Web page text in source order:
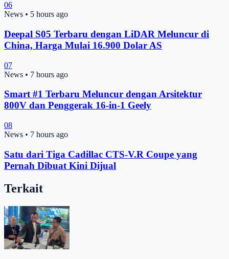
06
News • 5 hours ago
Deepal S05 Terbaru dengan LiDAR Meluncur di
China, Harga Mulai 16.900 Dolar AS
07
News • 7 hours ago
Smart #1 Terbaru Meluncur dengan Arsitektur
800V dan Penggerak 16-in-1 Geely
08
News • 7 hours ago
Satu dari Tiga Cadillac CTS-V.R Coupe yang
Pernah Dibuat Kini Dijual
Terkait